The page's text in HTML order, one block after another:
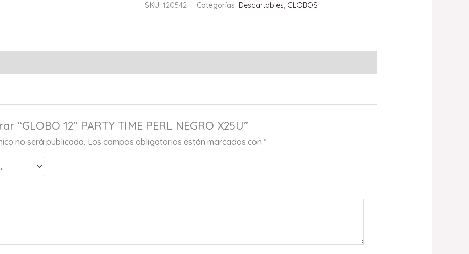
SKU:120542 Categorías: Descartables, GLOBOS
12″ PARTY TIME PERL NEGRO X25U”
no será publicada. Los campos obligatorios están marcados con*